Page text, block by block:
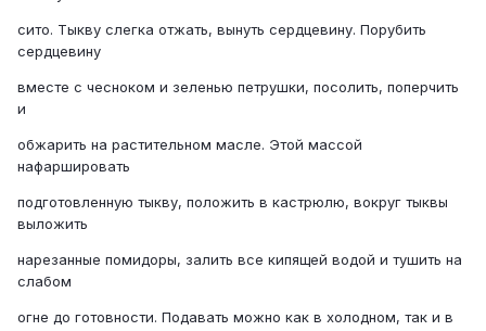
сито. Тыкву слегка отжать, вынуть сердцевину. Порубить
сердцевину
вместе с чесноком и зеленью петрушки, посолить, поперчить
и
обжарить на растительном масле. Этой массой
нафаршировать
подготовленную тыкву, положить в кастрюлю, вокруг тыквы
выложить
нарезанные помидоры, залить все кипящей водой и тушить на
слабом
огне до готовности. Подавать можно как в холодном, так и в